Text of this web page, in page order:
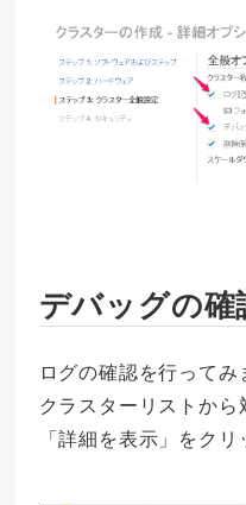
デバッグの確
ログの確認を行ってみ
クラスターリストか
「詳細を表示」をクリ